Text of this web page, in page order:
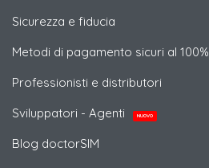
Sicurezza e fiducia
Metodi di pagamento sicuri al 100%
Professionisti e distributori
Sviluppatori - Agenti
NUOVO
Blog doctorSIM